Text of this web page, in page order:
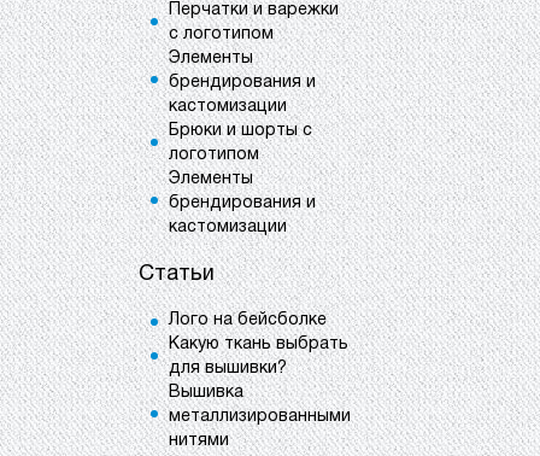
Перчатки и варежки
с логотипом
Элементы
брендирования и
кастомизации
Брюки и шорты с
логотипом
Элементы
брендирования и
кастомизации
Статьи
Лого на бейсболке
Какую ткань выбрать
для вышивки?
Вышивка
металлизированными
нитями